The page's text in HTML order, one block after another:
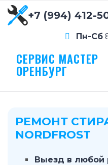
+7 (994) 412-
Пн-Сб
СЕРВИС МАСТЕР
ОРЕНБУРГ
РЕМОНТ
NORDFROST
Выезд в любой